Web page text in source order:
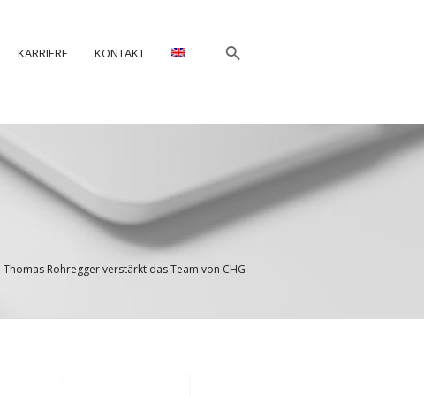
KARRIERE KONTAKT
Thomas Rohregger verstärkt das Team von CHG